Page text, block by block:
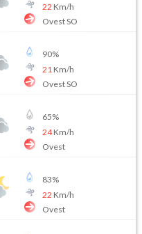
22 Km/h
Ovest SO
90%
21 Km/h
Ovest SO
65%
24Km/h
Ovest
83%
22 Km/h
Ovest